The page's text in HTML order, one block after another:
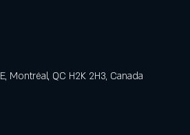
Montréal, QC H2K 2H3, Canada